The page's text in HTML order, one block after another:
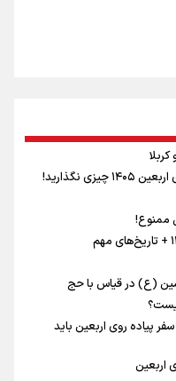
فضای مجازی
رهبر شهید: از تضاد به
روی اربعین
نگذارید!
ممنوع!
(ع) در قیاس با حج
اربعین حسینی ۱۴۰۵ قبل از سفر پیاده روی اربعین باید